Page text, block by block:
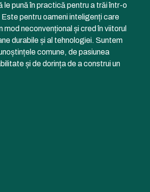
le pună în practică pentru a trăi într-o
Este pentru oameni inteligenți care
mod neconvențional și cred în viitorul
durabile și al tehnologiei. Suntem
comune, de pasiunea
și de dorința de a construi un